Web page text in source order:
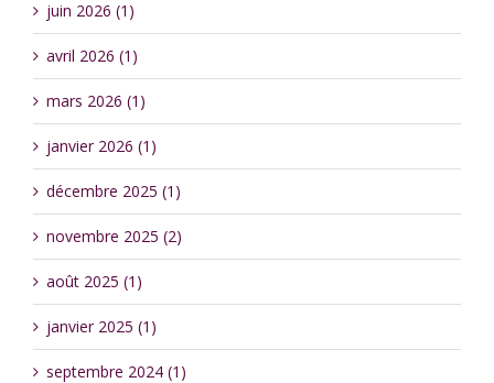
juin 2026 (1)
avril 2026 (1)
mars 2026 (1)
janvier 2026 (1)
décembre 2025 (1)
novembre 2025 (2)
août 2025 (1)
janvier 2025 (1)
septembre 2024 (1)